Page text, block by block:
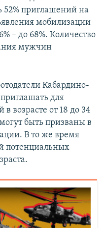
52% приглашений на
мобилизации
– до 68%. Количество
мужчин
Кабардино-
для
в возрасте от 18 до 34
быть призваны в
В то же время
потенциальных